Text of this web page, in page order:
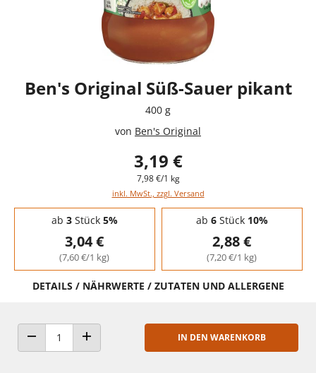
Ben's Original Süß-Sauer pikant
400 g
von Ben's Original
3,19 €
7,98 €/1 kg
inkl. MwSt., zzgl. Versand
Staffelpreise - Mengenrabatt
ab 3Stück 5%
3,04 €
(7,60 €/1 kg)
ab 6Stück 10%
2,88 €
(7,20 €/1 kg)
DETAILS / NÄHRWERTE / ZUTATEN UND ALLERGENE
ANZAHL VERRINGERNANZAHL ERHÖHEN
IN DEN WARENKORB